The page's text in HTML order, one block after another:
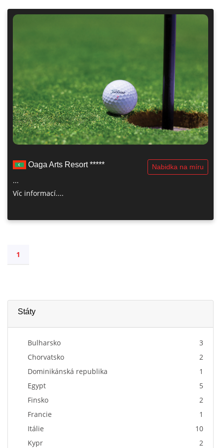
Oaga Arts Resort ***** Nabidka na míru
...
Víc informací....
1
Státy
Bulharsko
3
Chorvatsko
2
Dominikánská republika
1
Egypt
5
Finsko
2
Francie
1
Itálie
10
Kypr
2